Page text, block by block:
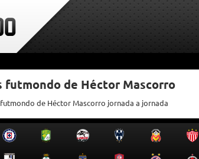
futmondo de Héctor Mascorro
de Héctor Mascorro jornada a jornada